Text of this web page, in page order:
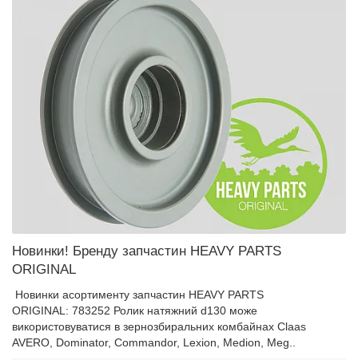
Новинки! Бренду запчастин HEAVY PARTS
ORIGINAL
Новинки асортименту запчастин HEAVY PARTS
ORIGINAL: 783252 Ролик натяжний d130 може
використовуватися в зернозбиральних комбайнах Claas
AVERO, Dominator, Commandor, Lexion, Medion, Meg..